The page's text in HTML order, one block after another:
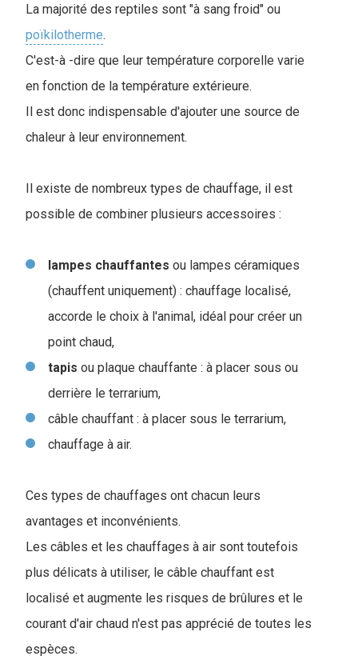
La majorité des reptiles sont "à sang froid" ou
poïkilotherme.
C'est-à -dire que leur température corporelle varie
en fonction de la température extérieure.
Il est donc indispensable d'ajouter une source de
chaleur à leur environnement.
Il existe de nombreux types de chauffage, il est
possible de combiner plusieurs accessoires :
lampes chauffantes ou lampes céramiques
(chauffent uniquement) : chauffage localisé,
accorde le choix à l'animal, idéal pour créer un
point chaud,
tapis ou plaque chauffante : à placer sous ou
derrière le terrarium,
câble chauffant : à placer sous le terrarium,
chauffage à air.
Ces types de chauffages ont chacun leurs
avantages et inconvénients.
Les câbles et les chauffages à air sont toutefois
plus délicats à utiliser, le câble chauffant est
localisé et augmente les risques de brûlures et le
courant d'air chaud n'est pas apprécié de toutes les
espèces.